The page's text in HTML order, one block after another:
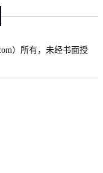
）所有，未经书面授